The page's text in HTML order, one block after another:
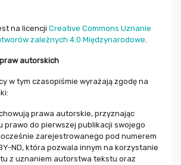
na licencji Creative Commons Uznanie
zależnych 4.0 Międzynarodowe.
autorskich
w tym czasopiśmie wyrażają zgodę na
prawa autorskie, przyznając
prawo do pierwszej publikacji swojego
zarejestrowanego pod numerem
ND, która pozwala innym na korzystanie
z uznaniem autorstwa tekstu oraz